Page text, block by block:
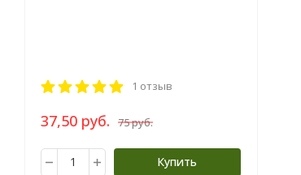
1 отзыв
37,50 руб. 75 руб.
Купить